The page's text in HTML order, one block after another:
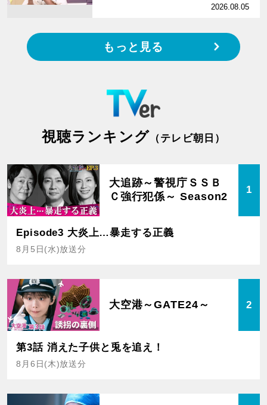
2026.08.05
もっと見る
視聴ランキング （テレビ朝日）
大追跡～警視庁ＳＳＢ
Ｃ強行犯係～ Season2
1
Episode3 大炎上…暴走する正義
8月5日(水)放送分
大空港～GATE24～ 2
第3話 消えた子供と兎を追え！
8月6日(木)放送分